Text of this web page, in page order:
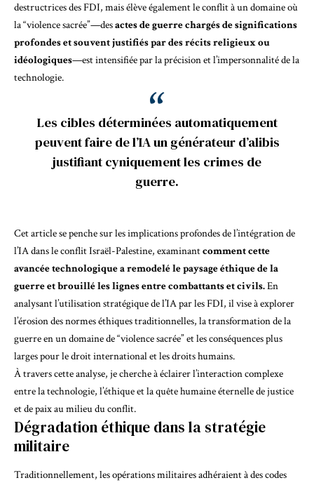
destructrices des FDI, mais élève également le conflit à un domaine où
la “violence sacrée”—desactes de guerre chargés de significations
profondes et souvent justifiés par des récits religieux ou
idéologiques—est intensifiée par la précision et l’impersonnalité de la
technologie.
Les cibles déterminées automatiquement
peuvent faire de l’IA un générateur d’alibis
justifiant cyniquement les crimes de
guerre.
Cet article se penche sur les implications profondes de l’intégration de
l’IA dans le conflit Israël-Palestine, examinantcomment cette
avancée technologique a remodelé le paysage éthique de la
guerre et brouillé les lignes entre combattants et civils.En
analysant l’utilisation stratégique de l’IA par les FDI, il vise à explorer
l’érosion des normes éthiques traditionnelles, la transformation de la
guerre en un domaine de “violence sacrée” et les conséquences plus
larges pour le droit international et les droits humains.
À travers cette analyse, je cherche à éclairer l’interaction complexe
entre la technologie, l’éthique et la quête humaine éternelle de justice
et de paix au milieu du conflit.
Dégradation éthique dans la stratégie
militaire
Traditionnellement, les opérations militaires adhéraient à des codes